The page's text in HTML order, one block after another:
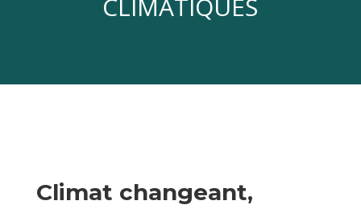
CLIMATIQUES
Climat changeant,